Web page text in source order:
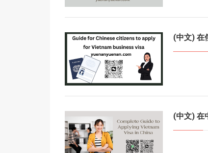
(中文) 在
(中文) 在